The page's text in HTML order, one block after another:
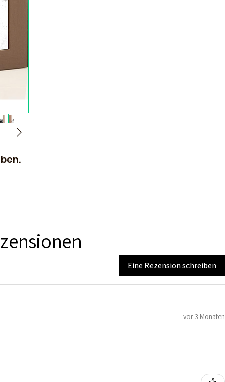
Eine Rezension schreiben
vor 3 Monaten